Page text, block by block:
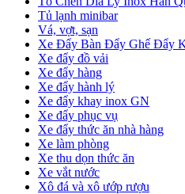
Tủ lạnh minibar
Vá, vợt, sạn
Xe Đẩy Bàn Đẩy Ghế Đẩy
Xe đẩy đồ vải
Xe đẩy hàng
Xe đẩy hành lý
Xe đẩy khay inox GN
Xe đẩy phục vụ
Xe đẩy thức ăn nhà hàng
Xe làm phòng
Xe thu dọn thức ăn
Xe vắt nước
Xô đá và xô ướp rượu